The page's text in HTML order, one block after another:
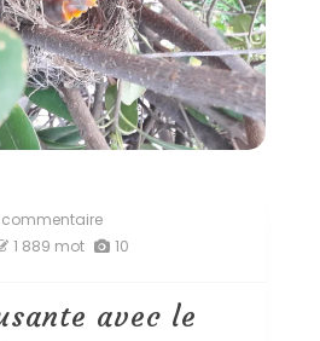
on
Journée
langage
1 889 mot 10
avec le